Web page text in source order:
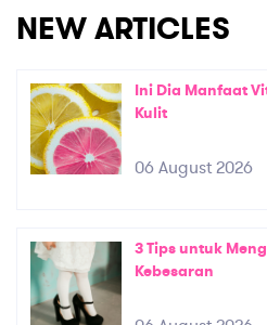
NEW ARTICLES
Ini Dia Manfaat
Kulit
06 August 2026
3 Tips untuk
Kebesaran